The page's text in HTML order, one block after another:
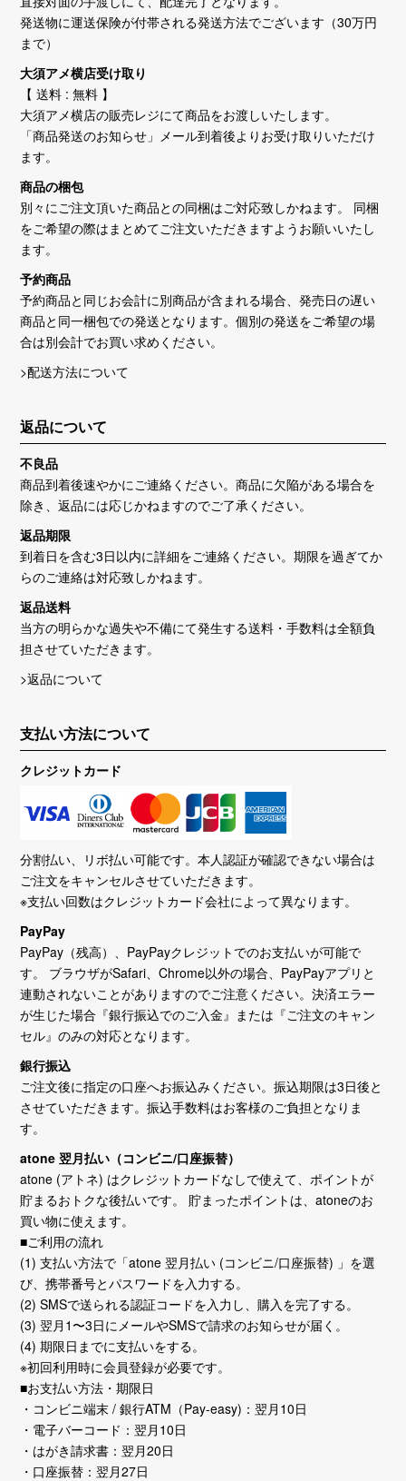
発送物に運送保険が付帯される発送方法でございます（30万円
まで）
大須アメ横店受け取り
【 送料 : 無料 】
大須アメ横店の販売レジにて商品をお渡しいたします。
「商品発送のお知らせ」メール到着後よりお受け取りいただけ
ます。
商品の梱包
別々にご注文頂いた商品との同梱はご対応致しかねます。 同梱
をご希望の際はまとめてご注文いただきますようお願いいたし
ます。
予約商品
予約商品と同じお会計に別商品が含まれる場合、発売日の遅い
商品と同一梱包での発送となります。個別の発送をご希望の場
合は別会計でお買い求めください。
>配送方法について
返品について
不良品
商品到着後速やかにご連絡ください。商品に欠陥がある場合を
除き、返品には応じかねますのでご了承ください。
返品期限
到着日を含む3日以内に詳細をご連絡ください。期限を過ぎてか
らのご連絡は対応致しかねます。
返品送料
当方の明らかな過失や不備にて発生する送料・手数料は全額負
担させていただきます。
>返品について
支払い方法について
クレジットカード
分割払い、リボ払い可能です。本人認証が確認できない場合は
ご注文をキャンセルさせていただきます。
※支払い回数はクレジットカード会社によって異なります。
PayPay
PayPay（残高）、PayPayクレジットでのお支払いが可能で
す。 ブラウザがSafari、Chrome以外の場合、PayPayアプリと
連動されないことがありますのでご注意ください。決済エラー
が生じた場合『銀行振込でのご入金』または『ご注文のキャン
セル』のみの対応となります。
銀行振込
ご注文後に指定の口座へお振込みください。振込期限は3日後と
させていただきます。振込手数料はお客様のご負担となりま
す。
atone 翌月払い（コンビニ/口座振替）
atone (アトネ) はクレジットカードなしで使えて、ポイントが
貯まるおトクな後払いです。 貯まったポイントは、atoneのお
買い物に使えます。
■ご利用の流れ
(1) 支払い方法で「atone 翌月払い (コンビニ/口座振替) 」を選
び、携帯番号とパスワードを入力する。
(2) SMSで送られる認証コードを入力し、購入を完了する。
(3) 翌月1〜3日にメールやSMSで請求のお知らせが届く。
(4) 期限日までに支払いをする。
※初回利用時に会員登録が必要です。
■お支払い方法・期限日
・コンビニ端末 / 銀行ATM（Pay-easy)：翌月10日
・電子バーコード：翌月10日
・はがき請求書：翌月20日
・口座振替：翌月27日